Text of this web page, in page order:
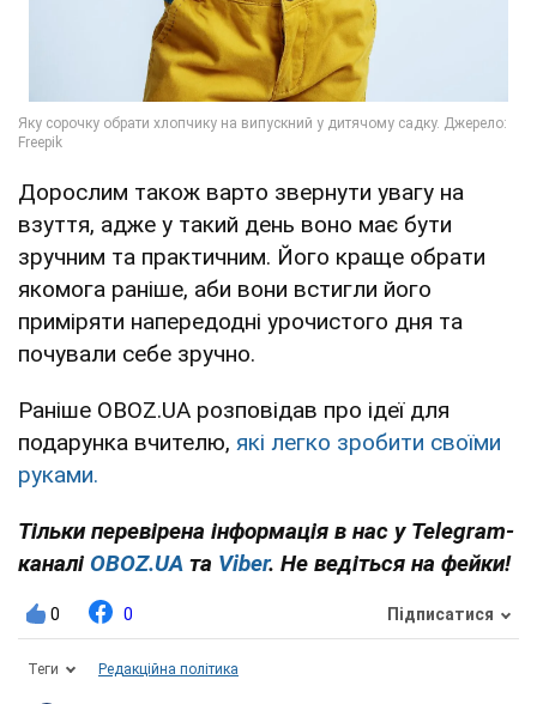
Дорослим також варто звернути увагу на
взуття, адже у такий день воно має бути
зручним та практичним. Його краще обрати
якомога раніше, аби вони встигли його
приміряти напередодні урочистого дня та
почували себе зручно.
Раніше OBOZ.UA розповідав про ідеї для
подарунка вчителю, які легко зробити своїми
руками.
Тільки перевірена інформація в нас у Telegram-
каналі OBOZ.UA та Viber. Не ведіться на фейки!
0 0 Підписатися
Теги Редакційна політика